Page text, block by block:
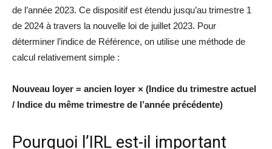
de l’année 2023. Ce dispositif est étendu jusqu’au trimestre 1
de 2024 à travers la nouvelle loi de juillet 2023. Pour
déterminer l’indice de Référence, on utilise une méthode de
calcul relativement simple :
Nouveau loyer = ancien loyer × (Indice du trimestre actuel
/ Indice du même trimestre de l’année précédente)
Pourquoi l’IRL est-il important